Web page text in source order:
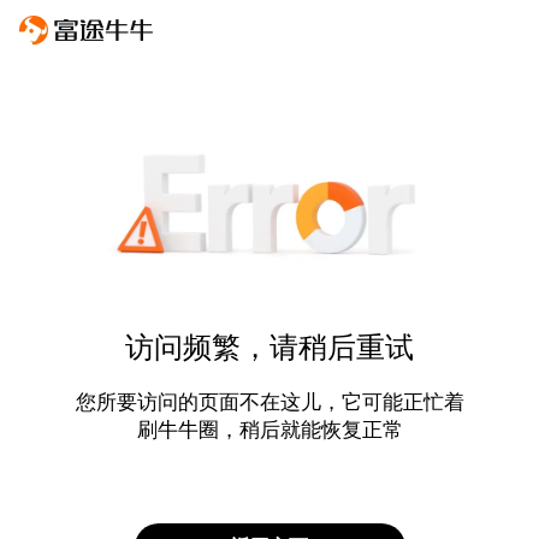
访问频繁，请稍后重试
您所要访问的页面不在这儿，它可能正忙着
刷牛牛圈，稍后就能恢复正常